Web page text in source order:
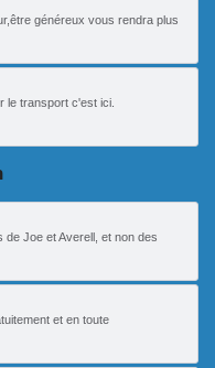
généreux vous rendra plus
le transport c'est ici.
de Joe et Averell, et non des
et en toute